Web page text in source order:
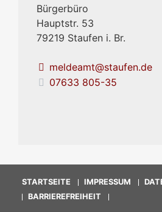
Bürgerbüro
Hauptstr. 53
79219 Staufen i. Br.
meldeamt@staufen.de
07633 805-35
STARTSEITE IMPRESSUM
BARRIEREFREIHEIT